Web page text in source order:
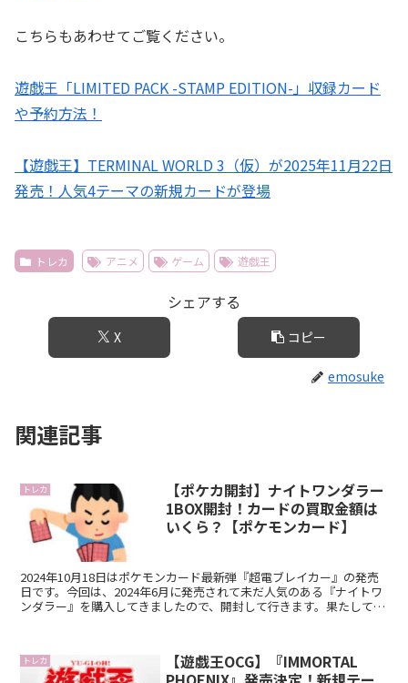
こちらもあわせてご覧ください。
遊戯王「LIMITED PACK -STAMP EDITION-」収録カード
や予約方法！
【遊戯王】TERMINAL WORLD 3（仮）が2025年11月22日
発売！人気4テーマの新規カードが登場
トレカ アニメ ゲーム 遊戯王
シェアする
X コピー
emosuke
関連記事
トレカ
【ポケカ開封】ナイトワンダラー
1BOX開封！カードの買取金額は
いくら？【ポケモンカード】
2024年10月18日はポケモンカード最新弾『超電ブレイカー』の発売
日です。今回は、2024年6月に発売されて未だ人気のある『ナイトワ
ンダラー』を購入してきましたので、開封して行きます。果たして、
トレカ
【遊戯王OCG】『IMMORTAL